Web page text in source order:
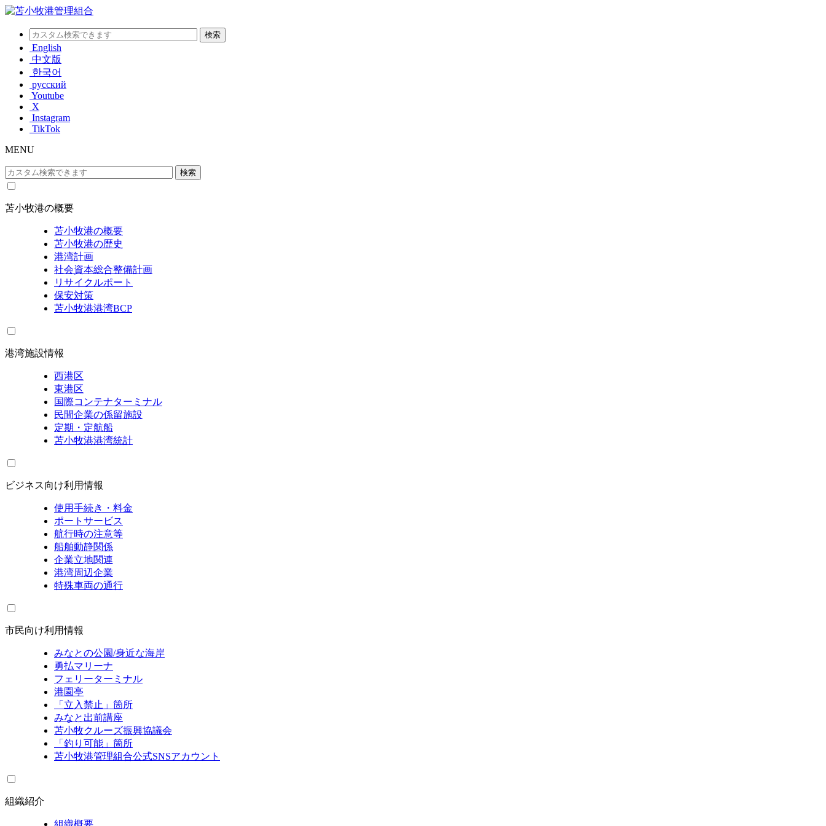
English
中文版
한국어
русский
Youtube
X
Instagram
TikTok
MENU
苫小牧港の概要
苫小牧港の概要
苫小牧港の歴史
港湾計画
社会資本総合整備計画
リサイクルポート
保安対策
苫小牧港港湾BCP
港湾施設情報
西港区
東港区
国際コンテナターミナル
民間企業の係留施設
定期・定航船
苫小牧港港湾統計
ビジネス向け利用情報
使用手続き・料金
ポートサービス
航行時の注意等
船舶動静関係
企業立地関連
港湾周辺企業
特殊車両の通行
市民向け利用情報
みなとの公園/身近な海岸
勇払マリーナ
フェリーターミナル
港園亭
「立入禁止」箇所
みなと出前講座
苫小牧クルーズ振興協議会
「釣り可能」箇所
苫小牧港管理組合公式SNSアカウント
組織紹介
組織概要